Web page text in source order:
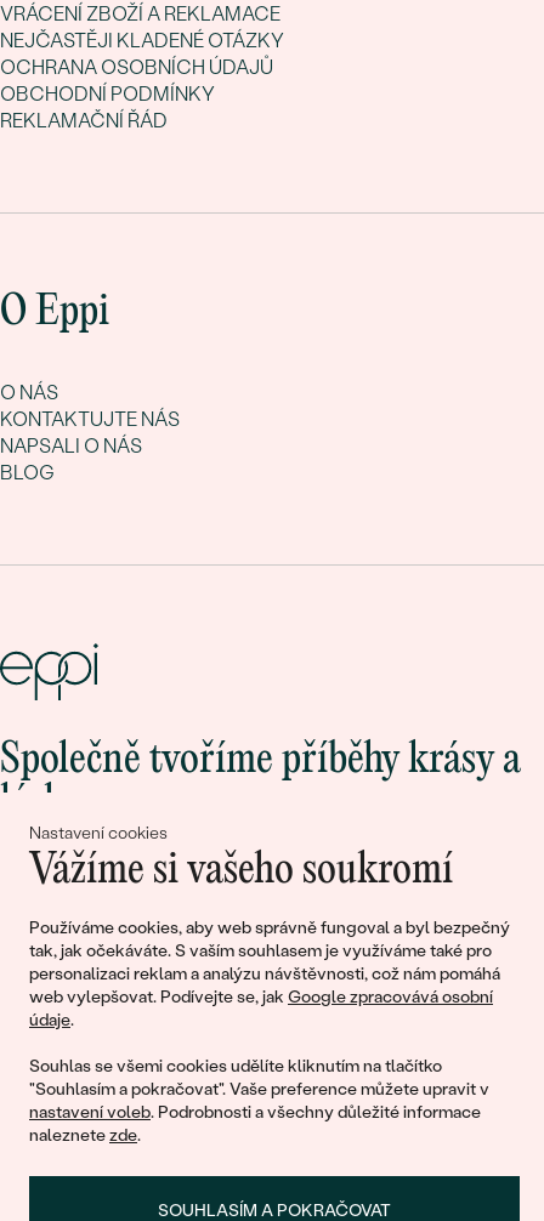
Nastavení cookies
Vážíme si vašeho soukromí
Používáme cookies, aby web správně fungoval a byl bezpečný
tak, jak očekáváte. S vaším souhlasem je využíváme také pro
personalizaci reklam a analýzu návštěvnosti, což nám pomáhá
web vylepšovat. Podívejte se, jak Google zpracovává osobní
údaje.
Souhlas se všemi cookies udělíte kliknutím na tlačítko
"Souhlasím a pokračovat". Vaše preference můžete upravit v
nastavení voleb. Podrobnosti a všechny důležité informace
naleznetezde.
SOUHLASÍM A POKRAČOVAT
VRÁCENÍ ZBOŽÍ A REKLAMACE
NEJČASTĚJI KLADENÉ OTÁZKY
OCHRANA OSOBNÍCH ÚDAJŮ
OBCHODNÍ PODMÍNKY
REKLAMAČNÍ ŘÁD
O Eppi
O NÁS
KONTAKTUJTE NÁS
NAPSALI O NÁS
BLOG
Společně tvoříme příběhy krásy a
lásky
Připojte se k nám!
© 2011 - 2026, Eppi.cz